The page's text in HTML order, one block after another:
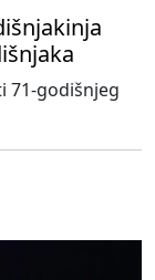
71-godišnjeg